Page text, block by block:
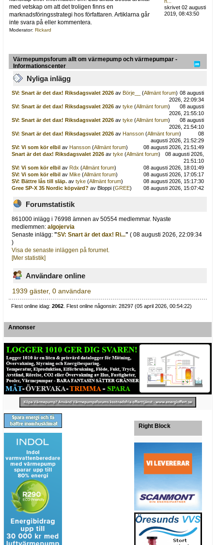
med vetskap om att det troligen finns en
marknadsföringsstrategi hos författaren. Artiklarna går
inte svara på eller kommentera.
Moderator: Rickard
skrivet 02 augusti
2019, 08:43:50
Värmepumpsforum allt om värmepump och värmepumpar -
Informationscenter
Nyliga inlägg
SV: Snart är det dax! Riksdagsvalet 2026av Börje__ (Allmänt forum) 08 augusti
2026, 22:09:34
SV: Snart är det dax! Riksdagsvalet 2026av tyke(Allmänt forum)
08 augusti
2026, 21:55:10
SV: Snart är det dax! Riksdagsvalet 2026av tyke(Allmänt forum)
08 augusti
2026, 21:54:10
SV: Snart är det dax! Riksdagsvalet 2026av Hansson(Allmänt forum)
08
augusti 2026, 21:52:29
SV: Vi som kör elbilav Hansson(Allmänt forum)
08 augusti 2026, 21:51:49
Snart är det dax! Riksdagsvalet 2026av tyke(Allmänt forum)
08 augusti 2026,
21:51:10
SV: Vi som kör elbilav Rdx (Allmänt forum)
08 augusti 2026, 18:01:49
SV: Vi som kör elbilav Mike(Allmänt forum)
08 augusti 2026, 17:05:17
SV: Bättre lås till släp. av tyke(Allmänt forum)
08 augusti 2026, 15:17:30
Gree SP-X 35 Nordic köpvärd? av Bloppi (GREE) 08 augusti 2026, 15:07:42
Forumstatistik
861000 inlägg i 76998 ämnen av 50554 medlemmar. Nyaste
medlemmen:algojervia
Senaste inlägg:"SV: Snart är det dax! Ri..." ( 08 augusti 2026, 22:09:34
)
Visa de senaste inläggen på forumet.
[Mer statistik]
Användare online
1939 gäster, 0 användare
Flest online idag:2062 . Flest online någonsin: 28297 (05 april 2026, 00:54:22)
Annonser
Right Block